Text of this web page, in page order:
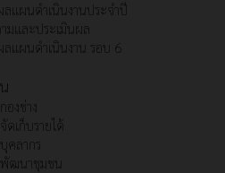
ลแผนดำเนินงานประจำปี
มและประเมินผล
ลแผนดำเนินงาน รอบ 6
องช่าง
ดเก็บรายได้
คลากร
พัฒนาชุมชน